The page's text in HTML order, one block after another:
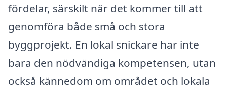
fördelar, särskilt när det kommer till att
genomföra både små och stora
byggprojekt. En lokal snickare har inte
bara den nödvändiga kompetensen, utan
också kännedom om området och lokala